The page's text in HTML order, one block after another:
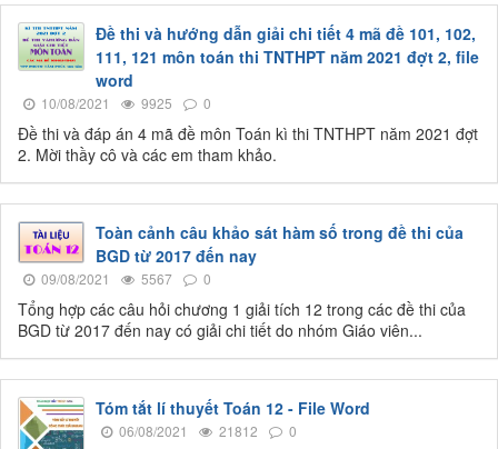
Đề thi và hướng dẫn giải chi tiết 4 mã đề 101, 102,
111, 121 môn toán thi TNTHPT năm 2021 đợt 2, file
word
10/08/2021 9925 0
Đề thi và đáp án 4 mã đề môn Toán kì thi TNTHPT năm 2021 đợt
2. Mời thầy cô và các em tham khảo.
Toàn cảnh câu khảo sát hàm số trong đề thi của
BGD từ 2017 đến nay
09/08/2021 5567 0
Tổng hợp các câu hỏi chương 1 giải tích 12 trong các đề thi của
BGD từ 2017 đến nay có giải chi tiết do nhóm Giáo viên...
Tóm tắt lí thuyết Toán 12 - File Word
06/08/2021 21812 0